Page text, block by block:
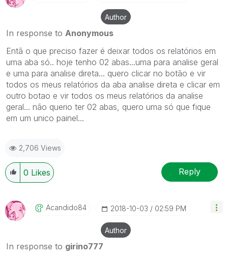
Author
In response to Anonymous
Entã o que preciso fazer é deixar todos os relatórios em
uma aba só.. hoje tenho 02 abas...uma para analise geral
e uma para analise direta... quero clicar no botão e vir
todos os meus relatórios da aba analise direta e clicar em
outro botao e vir todos os meus relatórios da analise
geral... não querio ter 02 abas, quero uma só que fique
em um unico painel...
2,706 Views
0 Likes Reply
Acandido84 ‎2018-10-03 02:59 PM
Author
In response to girino777